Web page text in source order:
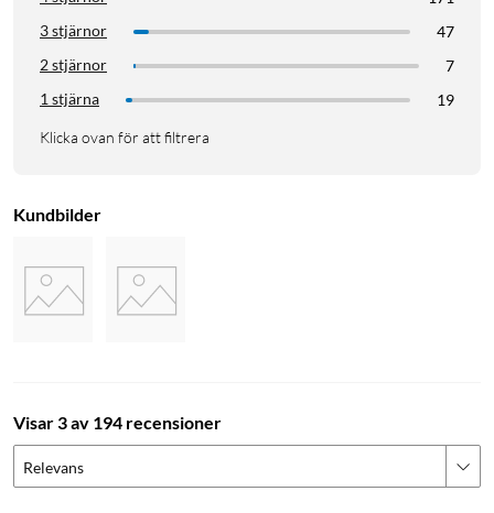
3 stjärnor
47
2 stjärnor
7
1 stjärna
19
Klicka ovan för att filtrera
Kundbilder
Visar 3 av 194 recensioner
Relevans